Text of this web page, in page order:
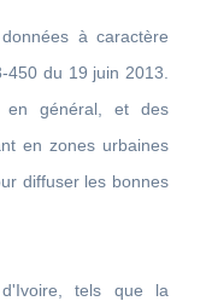
à caractère
du 19 juin 2013.
en général, et des
en zones urbaines
diffuser les bonnes
tels que la